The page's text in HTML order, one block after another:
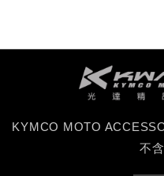
KYMCO MOTO
不